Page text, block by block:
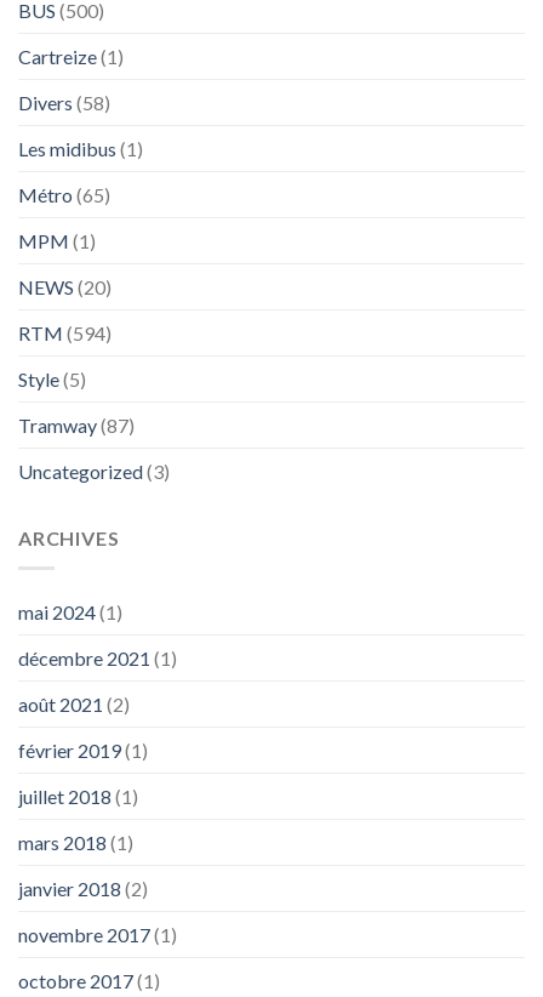
BUS (500)
Cartreize(1)
Divers (58)
Les midibus (1)
Métro (65)
MPM (1)
NEWS (20)
RTM (594)
Style(5)
Tramway(87)
Uncategorized(3)
ARCHIVES
mai 2024(1)
décembre 2021 (1)
août 2021 (2)
février 2019(1)
juillet 2018 (1)
mars 2018 (1)
janvier 2018 (2)
novembre 2017(1)
octobre 2017(1)